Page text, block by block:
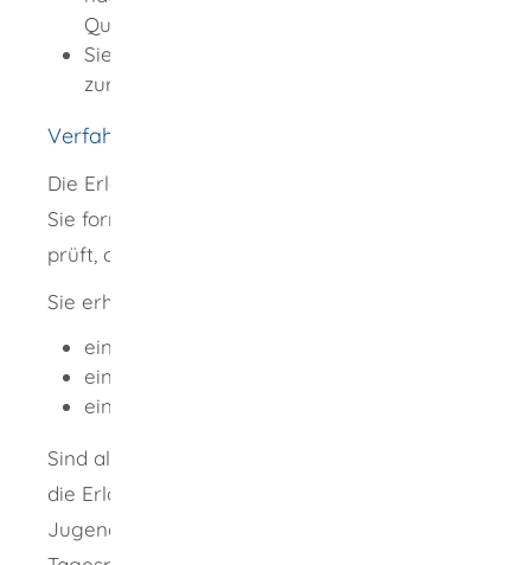
Qualifizierung vorgesehen.
Sie verfügen über kindgerechte Räume
zur Betreuung von Kindern.
Verfahrensablauf
Die Erlaubnis zur Kindertagespflege können
Sie formlos beim Jugendamt beantragen. Es
prüft, ob Sie die Voraussetzungen erfüllen.
Sie erhalten Termine für
ein Erstgespräch,
einen Hausbesuch und
ein weiteres Informationsgespräch.
Sind alle Voraussetzungen erfüllt, erhalten Sie
die Erlaubnis zur Kindertagespflege. Das
Jugendamt nimmt Sie in das Verzeichnis der